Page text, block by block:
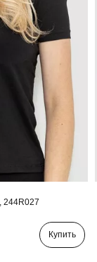
244R027
Купить